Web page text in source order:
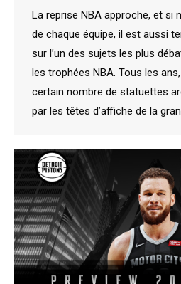
La reprise NBA approche, et si
de chaque équipe, il est aussi
sur l’un des sujets les plus
les trophées NBA. Tous les
certain nombre de statuettes
par les têtes d’affiche de la